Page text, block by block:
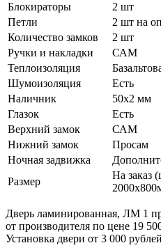
Блокираторы
2 шт
Петли
2 шт на
Количество замков
2 шт
Ручки и накладки
САМ
Теплоизоляция
Шумоизоляция
Есть
Наличник
50х2 мм
Глазок
Есть
Верхний замок
САМ
Нижний замок
Просам
Ночная задвижка
Размер
На заказ
Дверь ламинированная, ЛМ 1
от производителя по цене 19
Установка двери от 3 000